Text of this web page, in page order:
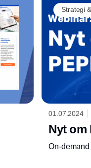
Strategi
01.07.2024
Nyt om
On-